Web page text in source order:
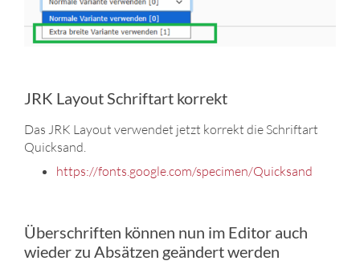
JRK Layout Schriftart korrekt
Das JRK Layout verwendet jetzt korrekt die Schriftart
Quicksand.
https://fonts.google.com/specimen/Quicksand
Überschriften können nun im Editor auch
wieder zu Absätzen geändert werden